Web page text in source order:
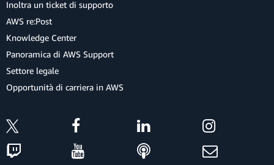
Inoltra un ticket di supporto
AWS re:Post
Knowledge Center
Panoramica di AWS Support
Settore legale
Opportunità di carriera in AWS